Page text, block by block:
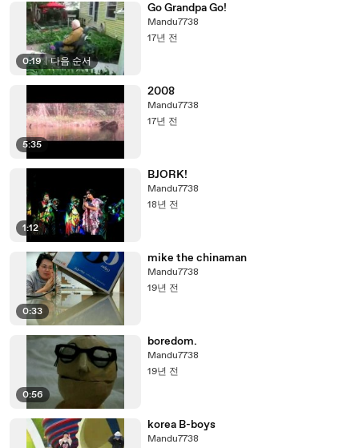
0:19 | 다음 순서
Go Grandpa Go!
Mandu7738
17년 전
5:35
2008
Mandu7738
17년 전
1:12
BJORK!
Mandu7738
18년 전
0:33
mike the chinaman
Mandu7738
19년 전
0:56
boredom.
Mandu7738
19년 전
korea B-boys
Mandu7738